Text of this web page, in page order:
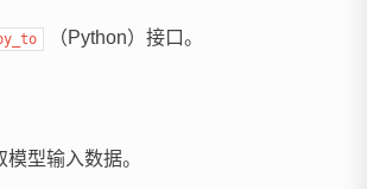
（Python）接口。
型输入数据。